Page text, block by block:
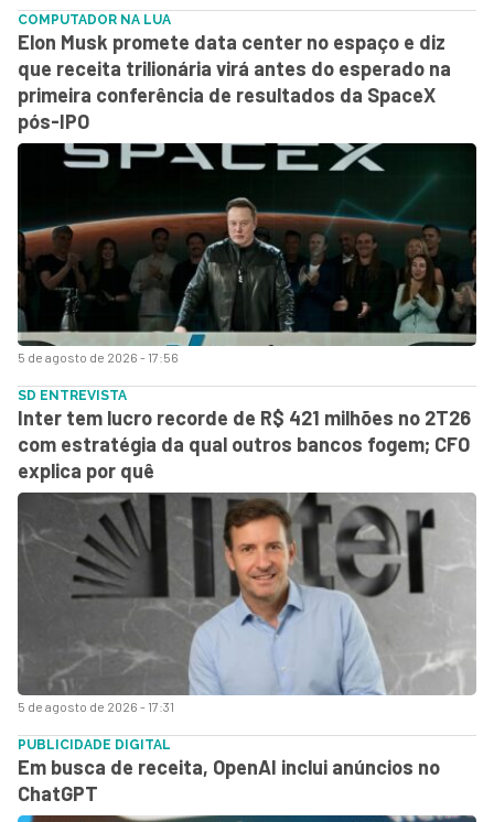
5 de agosto de 2026 - 17:56
COMPUTADOR NA LUA
Elon Musk promete data center no espaço e diz
que receita trilionária virá antes do esperado na
primeira conferência de resultados da SpaceX
pós-IPO
5 de agosto de 2026 - 17:31
SD ENTREVISTA
Inter tem lucro recorde de R$ 421 milhões no 2T26
com estratégia da qual outros bancos fogem; CFO
explica por quê
PUBLICIDADE DIGITAL
Em busca de receita, OpenAI inclui anúncios no
ChatGPT